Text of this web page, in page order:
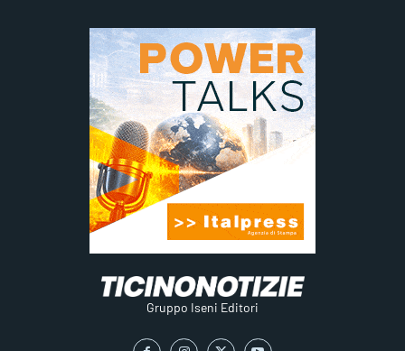
Gruppo Iseni Editori